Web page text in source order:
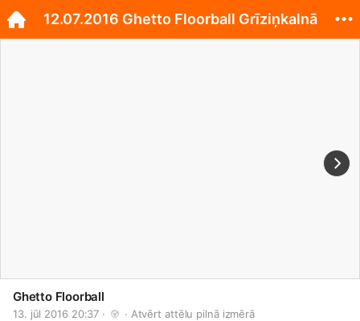
Ghetto Floorball
13. jūl 2016 20:37 · · Atvērt attēlu pilnā izmērā
12.07.2016 Ghetto Floorball Grīziņkalnā